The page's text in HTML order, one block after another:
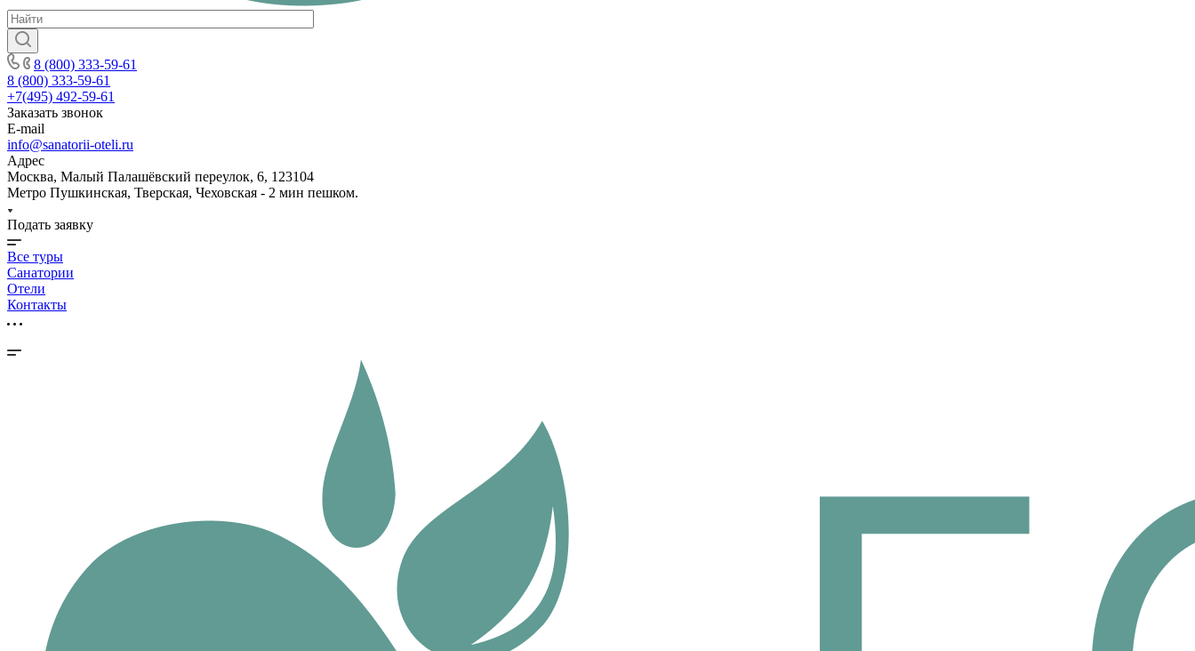
8 (800) 333-59-61
8 (800) 333-59-61
+7(495) 492-59-61
Заказать звонок
E-mail
info@sanatorii-oteli.ru
Адрес
Москва, Малый Палашёвский переулок, 6, 123104
Метро Пушкинская, Тверская, Чеховская - 2 мин пешком.
Подать заявку
Все туры
Санатории
Отели
Контакты